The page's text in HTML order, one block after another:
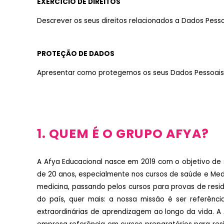
Descrever os seus direitos relacionados a Dados
PROTEÇÃO DE DADOS
Apresentar como protegemos os seus Dados
1. QUEM É O GRUPO AFYA?
A Afya Educacional nasce em 2019 com o objetivo
de 20 anos, especialmente nos cursos de saúde e
medicina, passando pelos cursos para provas de
do país, quer mais: a nossa missão é ser
extraordinárias de aprendizagem ao longo da vida.